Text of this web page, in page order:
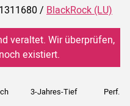
/ BlackRock (LU)
veraltet. Wir überprüfen,
existiert.
3-Jahres-Tief Perf. 5J